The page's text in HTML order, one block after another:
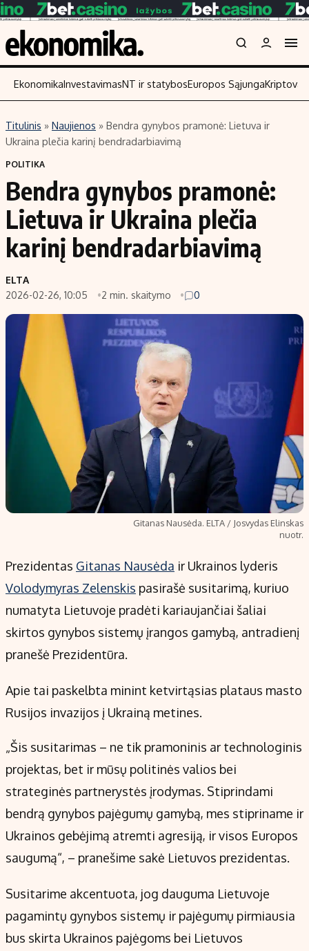
Turinys
Naujienos
Aplinka
Verslas
Energetika
Ekonomika
NT ir statybos
Skaitykite
Įmonės
Žemės ūkis
Technologijos
Laisvalaikis
Populiarios temos
Investavimas
Akcijų rinka
Saulės elektrinės
Kriptovaliutos
Titulinis
Nedarbo išmokos skaičiuoklė
Indėliai
Indėlių skaičiuoklė
Būsto finansai
Įdomios naujienos
Redakcija
Redakcijos politika
Privatumo politika
Turinio žymėjimo taisyklės
Kontaktai
Regionų naujienos
EkonomikaInvestavimasNT ir statybosEuropos Sąjunga
Titulinis » Naujienos » Bendra gynybos pramonė: Lietuva ir
Ukraina plečia karinį bendradarbiavimą
POLITIKA
Bendra gynybos pramonė:
Lietuva ir Ukraina plečia
karinį bendradarbiavimą
ELTA
2026-02-26, 10:05
2 min. skaitymo 0
Gitanas Nausėda. ELTA / Josvydas Elinskas
nuotr.
Prezidentas Gitanas Nausėda ir Ukrainos lyderis
Volodymyras Zelenskis pasirašė susitarimą, kuriuo
numatyta Lietuvoje pradėti kariaujančiai šaliai
skirtos gynybos sistemų įrangos gamybą, antradienį
pranešė Prezidentūra.
Apie tai paskelbta minint ketvirtąsias plataus masto
Rusijos invazijos į Ukrainą metines.
„Šis susitarimas – ne tik pramoninis ar technologinis
projektas, bet ir mūsų politinės valios bei
strateginės partnerystės įrodymas. Stiprindami
bendrą gynybos pajėgumų gamybą, mes stipriname ir
Ukrainos gebėjimą atremti agresiją, ir visos Europos
saugumą“, – pranešime sakė Lietuvos prezidentas.
Susitarime akcentuota, jog dauguma Lietuvoje
pagamintų gynybos sistemų ir pajėgumų pirmiausia
bus skirta Ukrainos pajėgoms bei Lietuvos